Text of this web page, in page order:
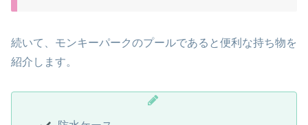
続いて、モンキーパークのプールであると便利な持ち物を
紹介します。